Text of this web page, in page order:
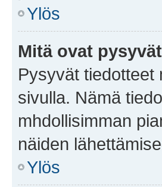
Ylös
Mitä ovat
Pysyvät tiedotteet
sivulla. Nämä
mhdollisimman
näiden
Ylös